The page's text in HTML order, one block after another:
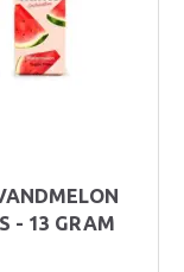
- 13 GRAM